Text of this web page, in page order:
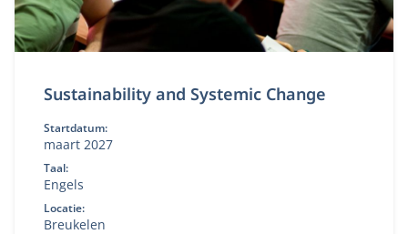
Sustainability and Systemic Change
Startdatum:
maart 2027
Taal:
Engels
Locatie:
Breukelen